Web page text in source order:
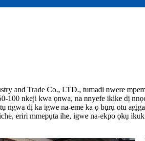
and Trade Co., LTD., tumadi nwere
100 nkeji kwa ọnwa, na nnyefe ikike dị
ngwa dị ka igwe na-eme ka ọ bụrụ otu
eriri mmepụta ihe, igwe na-ekpo ọkụ